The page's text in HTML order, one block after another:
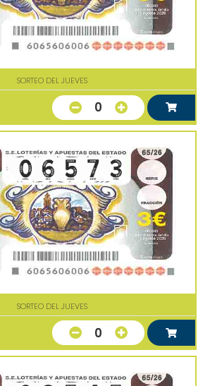
SORTEO DEL JUEVES
0
SORTEO DEL JUEVES
0